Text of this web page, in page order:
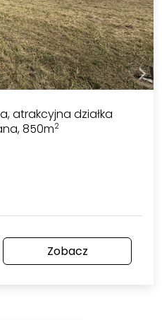
atrakcyjna działka
850m2
Zobacz